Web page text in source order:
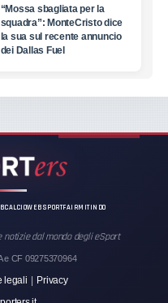
“Mossa sbagliata per la
squadra”: MonteCristo dice
la sua sul recente annuncio
dei Dallas Fuel
CALCIOWEBSPORTFAIRMITINDO
notizie dal mondo degli eSport
e CF 09275370964
legali | Privacy